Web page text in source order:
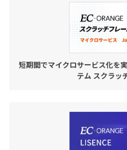
短期間でマイクロサービス化を
テム スクラッ